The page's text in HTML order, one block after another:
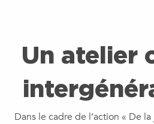
Un atelier
Dans le cadre de l’action « De